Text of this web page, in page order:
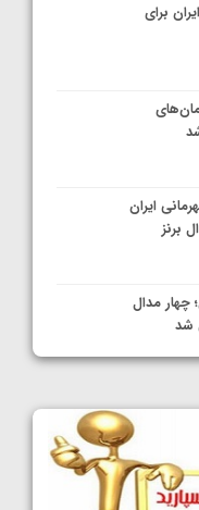
برای
ایران
چهار مدال
شد